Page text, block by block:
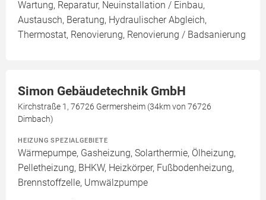
Wartung, Reparatur, Neuinstallation / Einbau,
Austausch, Beratung, Hydraulischer Abgleich,
Thermostat, Renovierung, Renovierung / Badsanierung
Simon Gebäudetechnik GmbH
Kirchstraße 1, 76726 Germersheim (34km von 76726
Dimbach)
HEIZUNG SPEZIALGEBIETE
Wärmepumpe, Gasheizung, Solarthermie, Ölheizung,
Pelletheizung, BHKW, Heizkörper, Fußbodenheizung,
Brennstoffzelle, Umwälzpumpe